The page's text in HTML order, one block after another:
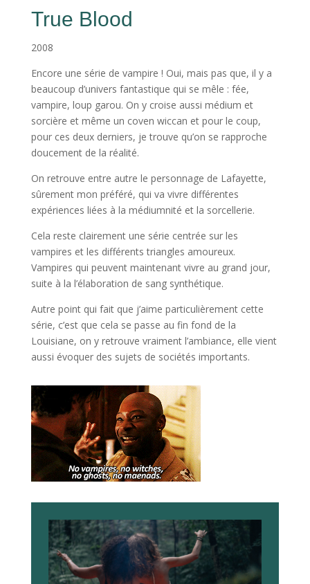
True Blood
2008
Encore une série de vampire ! Oui, mais pas que, il y a
beaucoup d’univers fantastique qui se mêle : fée,
vampire, loup garou. On y croise aussi médium et
sorcière et même un coven wiccan et pour le coup,
pour ces deux derniers, je trouve qu’on se rapproche
doucement de la réalité.
On retrouve entre autre le personnage de Lafayette,
sûrement mon préféré, qui va vivre différentes
expériences liées à la médiumnité et la sorcellerie.
Cela reste clairement une série centrée sur les
vampires et les différents triangles amoureux.
Vampires qui peuvent maintenant vivre au grand jour,
suite à la l’élaboration de sang synthétique.
Autre point qui fait que j’aime particulièrement cette
série, c’est que cela se passe au fin fond de la
Louisiane, on y retrouve vraiment l’ambiance, elle vient
aussi évoquer des sujets de sociétés importants.